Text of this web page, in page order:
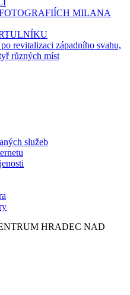
MILANA
revitalizaci západního svahu,
různých míst
služeb
HRADEC NAD